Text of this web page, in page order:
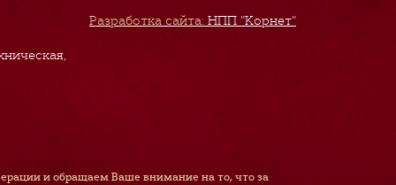
Разработка сайта: НПП "Корнет"
и обращаем Ваше внимание на то, что за